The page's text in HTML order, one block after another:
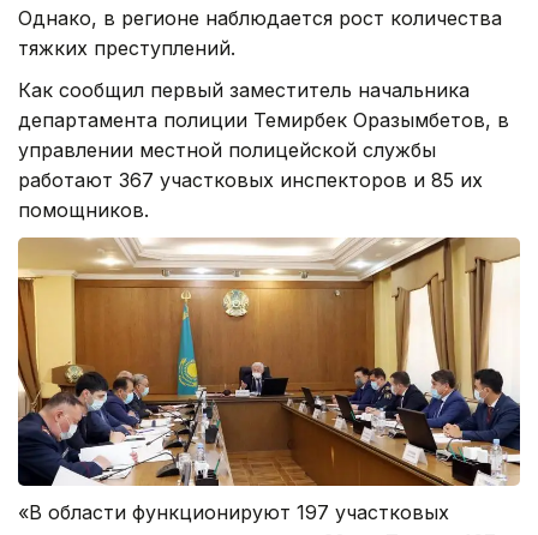
Однако, в регионе наблюдается рост количества
тяжких преступлений.
Как сообщил первый заместитель начальника
департамента полиции Темирбек Оразымбетов, в
управлении местной полицейской службы
работают 367 участковых инспекторов и 85 их
помощников.
«В области функционируют 197 участковых